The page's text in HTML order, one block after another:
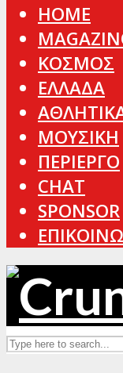
HOME
ΚΟΣΜΟΣ
ΕΛΛΑΔΑ
ΜΟΥΣΙΚΗ
ΠΕΡΙΕΡΓΟ
CHAT
SPONSOR